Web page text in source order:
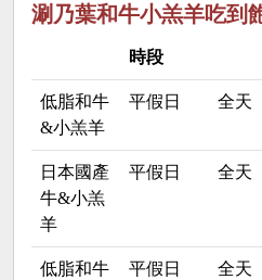
涮乃葉和牛小羔羊吃到
時段
低脂和牛
&小羔羊
平假日 全天
日本國產
牛&小羔
羊
平假日 全天
低脂和牛
平假日 全天